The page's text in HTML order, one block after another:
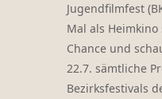
Jugendfilmfest
Mal als
Chance und
22.7. sämtliche
Bezirksfestivals